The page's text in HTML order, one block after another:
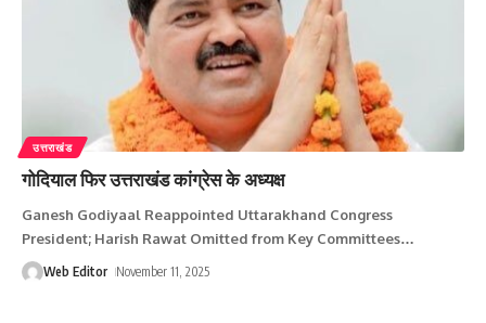
उत्तराखंड
गोदियाल फिर उत्तराखंड कांग्रेस के अध्यक्ष
Ganesh Godiyaal Reappointed Uttarakhand Congress
President; Harish Rawat Omitted from Key Committees…
Web Editor November 11, 2025